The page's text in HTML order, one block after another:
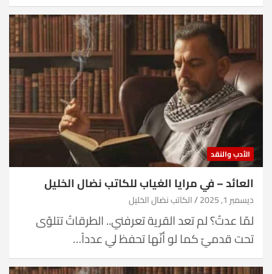
الأدب والنقد
العائد – في مرايا الغياب للكاتب نضال الخليل
ديسمبر 1, 2025 الكاتب نضال الخليل
لمّا عدتُ؟ لم تعد القرية تعرفني.. الطرقاتُ تتلوّى
تحت قدميّ كما لو أنّها تحفظ لي عدداً…